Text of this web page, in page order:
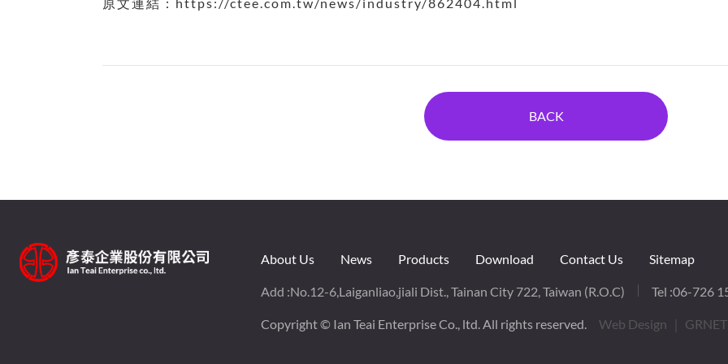
原文連結：https://ctee.com.tw/news/industry/862404.html
BACK
About Us News Products Download Contact Us Sitemap
Add :No.12-6,Laiganliao,jiali Dist., Tainan City 722, Taiwan (R.O.C) Tel :06-726
Copyright © Ian Teai Enterprise Co., ltd. All rights reserved. Web Design ｜ GRNET